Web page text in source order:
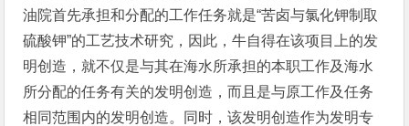
油院首先承担和分配的工作任务就是“苦卤与氯化钾制取
硫酸钾”的工艺技术研究，因此，牛自得在该项目上的发
明创造，就不仅是与其在海水所承担的本职工作及海水
所分配的任务有关的发明创造，而且是与原工作及任务
相同范围内的发明创造。同时，该发明创造作为发明专